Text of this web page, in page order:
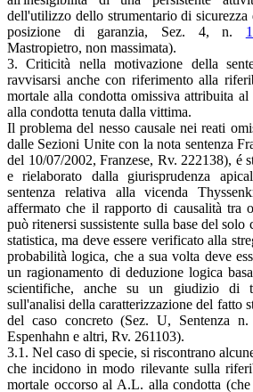
dell'utilizzo dello strumentario di sicurezza
posizione di garanzia, Sez. 4, n.
Mastropietro, non massimata).
3. Criticità nella motivazione della
ravvisarsi anche con riferimento alla
mortale alla condotta omissiva attribuita
alla condotta tenuta dalla vittima.
Il problema del nesso causale nei reati
dalle Sezioni Unite con la nota sentenza
del 10/07/2002, Franzese, Rv. 222138), é
e rielaborato dalla giurisprudenza
sentenza relativa alla vicenda
affermato che il rapporto di causalità tra
può ritenersi sussistente sulla base del
statistica, ma deve essere verificato alla
probabilità logica, che a sua volta deve
un ragionamento di deduzione logica
scientifiche, anche su un giudizio di
sull'analisi della caratterizzazione del fatto
del caso concreto (Sez. U, Sentenza
Espenhahn e altri, Rv. 261103).
3.1. Nel caso di specie, si riscontrano
che incidono in modo rilevante sulla
mortale occorso al A.L. alla condotta (che